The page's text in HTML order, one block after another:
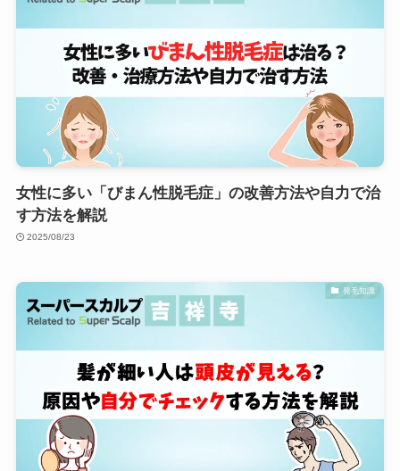
女性に多い「びまん性脱毛症」の改善方法や自力で治
す方法を解説
2025/08/23
発毛知識